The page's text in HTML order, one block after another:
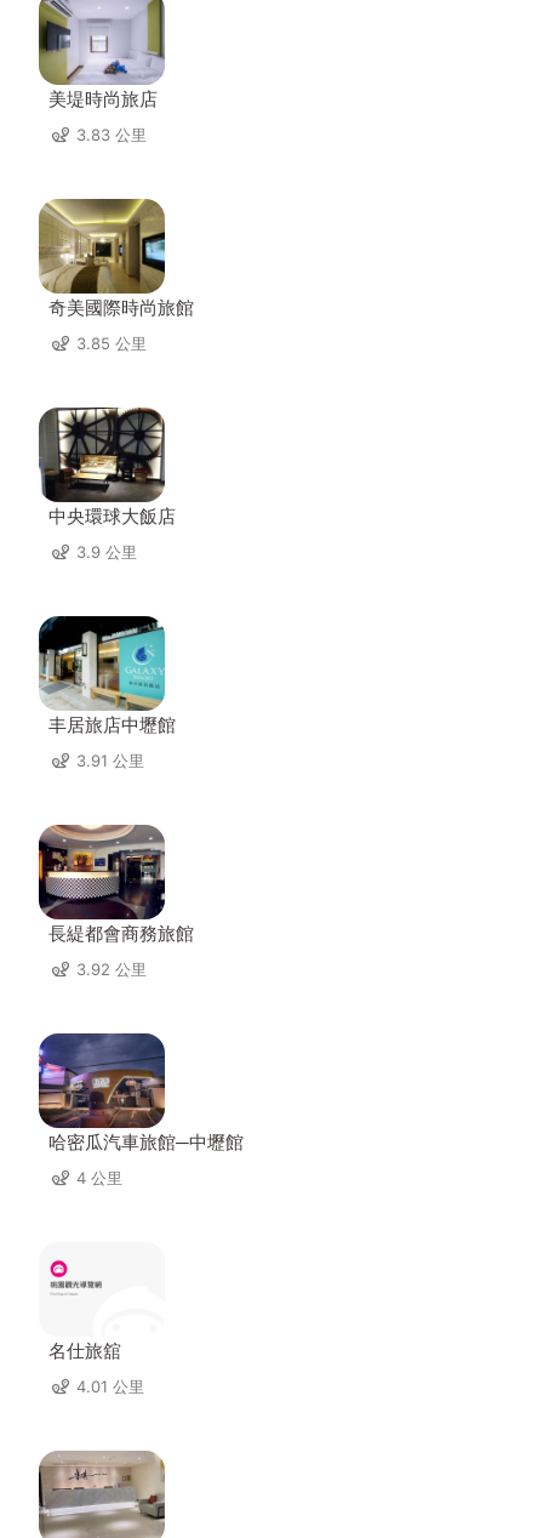
美堤時尚旅店
3.83 公里
奇美國際時尚旅館
3.85 公里
中央環球大飯店
3.9 公里
丰居旅店中壢館
3.91 公里
長緹都會商務旅館
3.92 公里
哈密瓜汽車旅館─中壢館
4 公里
名仕旅舘
4.01 公里